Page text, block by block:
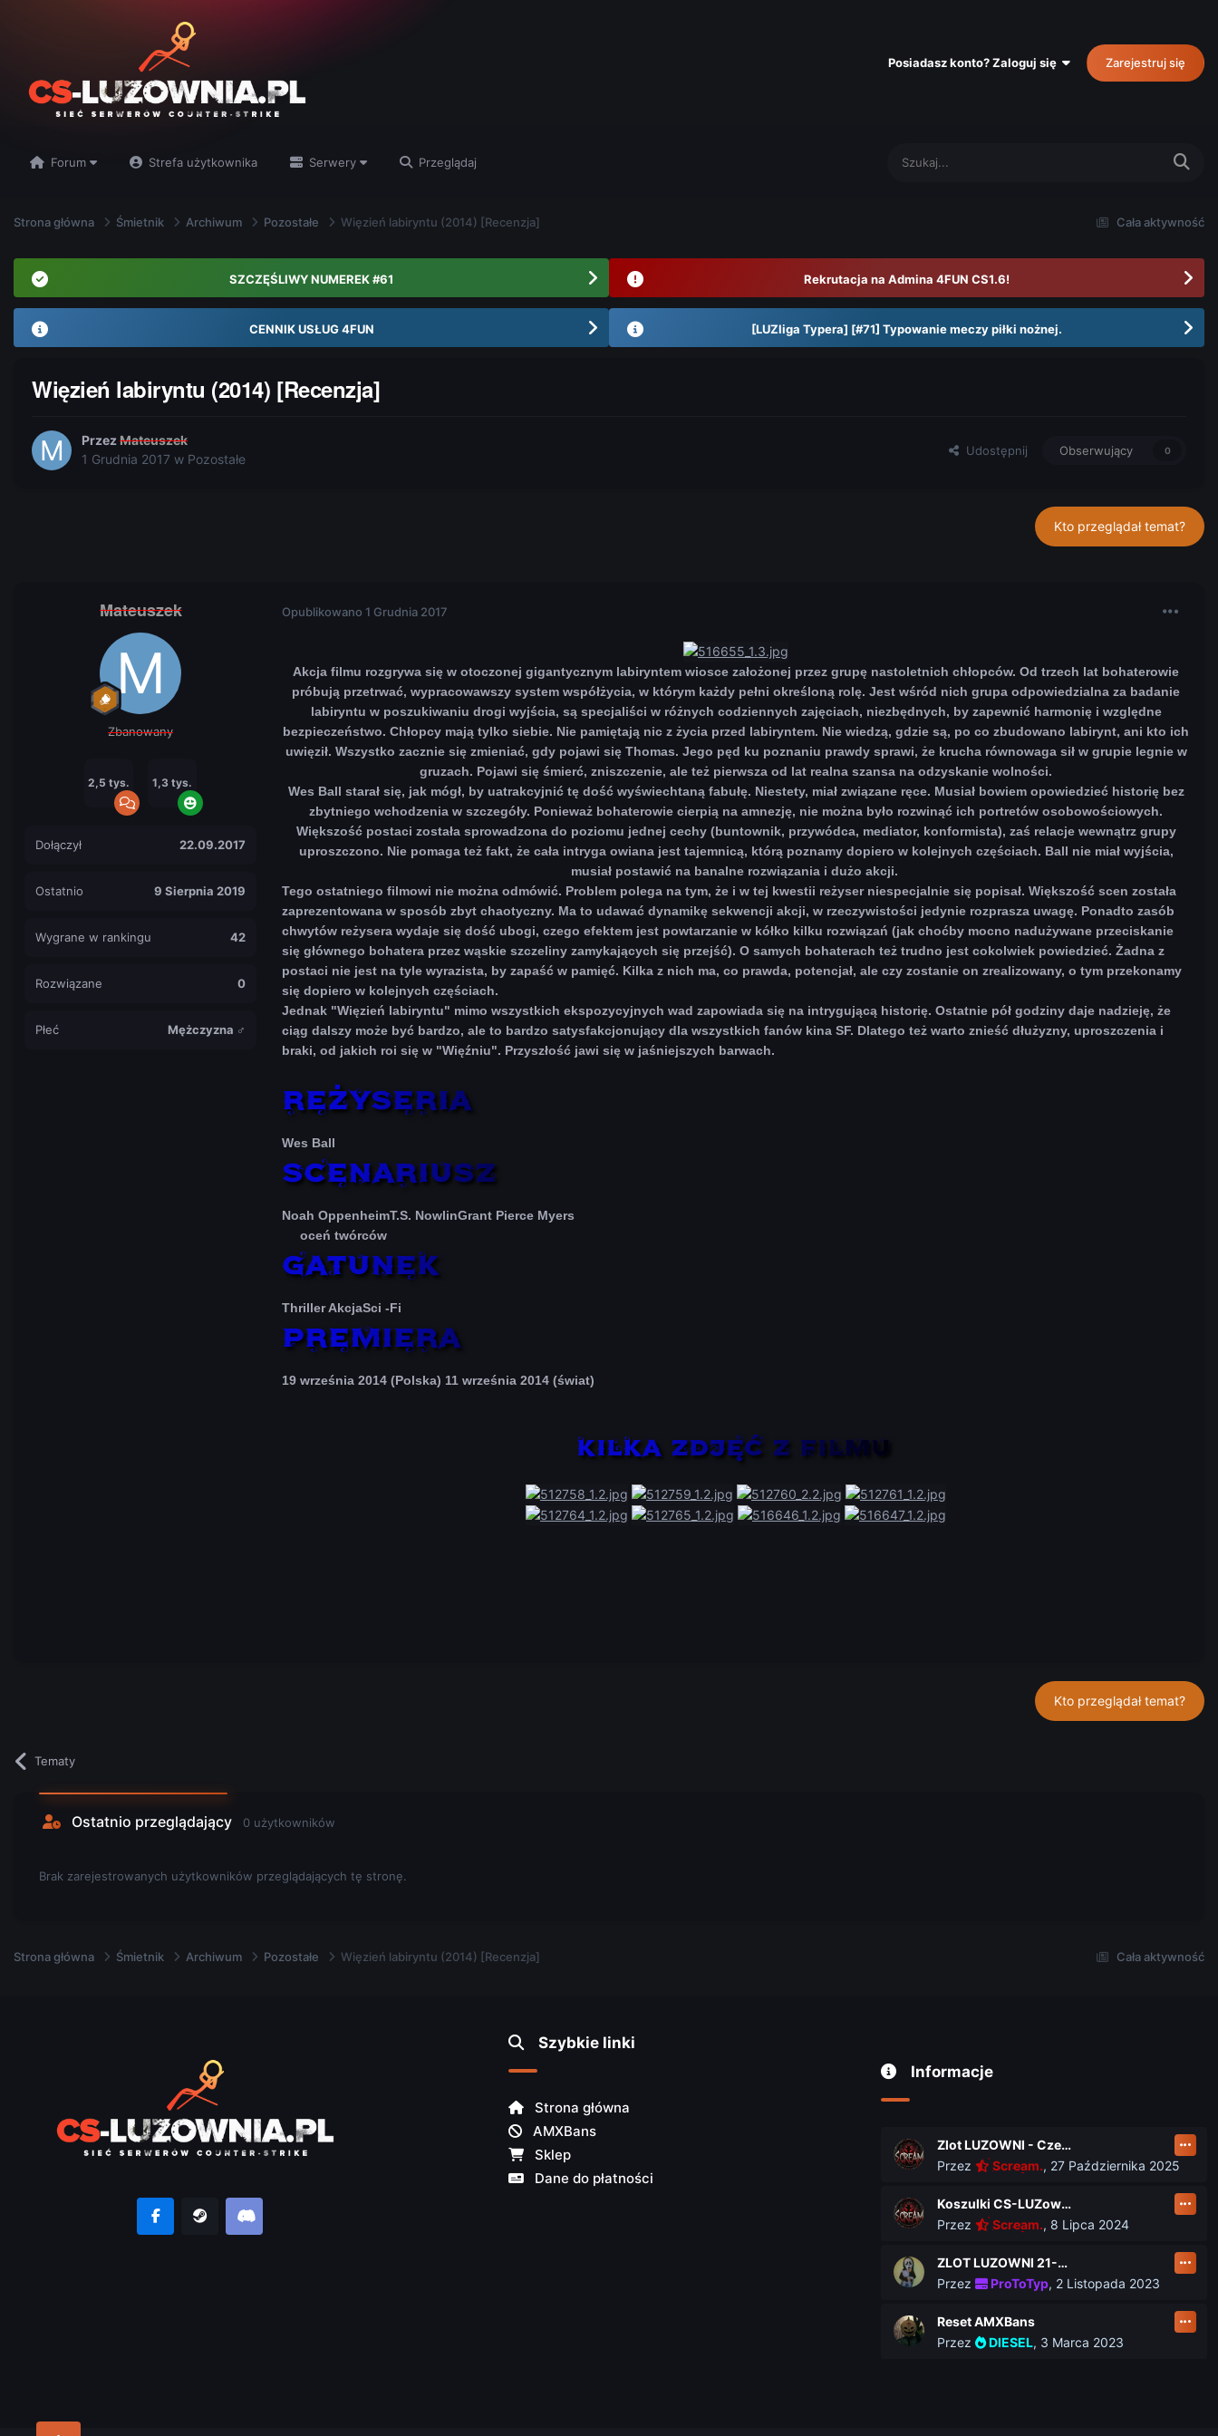
Posiadasz konto? Zaloguj się Zarejestruj się
Forum Strefa użytkownika Serwery Przeglądaj
Cała aktywność
Strona główna Śmietnik Archiwum Pozostałe Więzień labiryntu (2014) [Recenzja]
SZCZĘŚLIWY NUMEREK #61 Rekrutacja na Admina 4FUN CS1.6!
CENNIK USŁUG 4FUN [LUZliga Typera] [#71] Typowanie meczy piłki nożnej.
Więzień labiryntu (2014) [Recenzja]
Przez Mateuszek
1 Grudnia 2017 w Pozostałe
Udostępnij Obserwujący 0
Kto przeglądał temat?
Mateuszek
Zbanowany
2,5 tys. 1,3 tys.
Dołączył 22.09.2017
Ostatnio 9 Sierpnia 2019
Wygrane w rankingu 42
Rozwiązane 0
Płeć Mężczyzna ♂
Opublikowano 1 Grudnia 2017
Akcja filmu rozgrywa się w otoczonej gigantycznym labiryntem wiosce założonej przez grupę nastoletnich chłopców. Od trzech lat bohaterowie
próbują przetrwać, wypracowawszy system współżycia, w którym każdy pełni określoną rolę. Jest wśród nich grupa odpowiedzialna za badanie
labiryntu w poszukiwaniu drogi wyjścia, są specjaliści w różnych codziennych zajęciach, niezbędnych, by zapewnić harmonię i względne
bezpieczeństwo. Chłopcy mają tylko siebie. Nie pamiętają nic z życia przed labiryntem. Nie wiedzą, gdzie są, po co zbudowano labirynt, ani kto ich
uwięził. Wszystko zacznie się zmieniać, gdy pojawi się Thomas. Jego pęd ku poznaniu prawdy sprawi, że krucha równowaga sił w grupie legnie w
gruzach. Pojawi się śmierć, zniszczenie, ale też pierwsza od lat realna szansa na odzyskanie wolności.
Wes Ball starał się, jak mógł, by uatrakcyjnić tę dość wyświechtaną fabułę. Niestety, miał związane ręce. Musiał bowiem opowiedzieć historię bez
zbytniego wchodzenia w szczegóły. Ponieważ bohaterowie cierpią na amnezję, nie można było rozwinąć ich portretów osobowościowych.
Większość postaci została sprowadzona do poziomu jednej cechy (buntownik, przywódca, mediator, konformista), zaś relacje wewnątrz grupy
uproszczono. Nie pomaga też fakt, że cała intryga owiana jest tajemnicą, którą poznamy dopiero w kolejnych częściach. Ball nie miał wyjścia,
musiał postawić na banalne rozwiązania i dużo akcji.
Tego ostatniego filmowi nie można odmówić. Problem polega na tym, że i w tej kwestii reżyser niespecjalnie się popisał. Większość scen została
zaprezentowana w sposób zbyt chaotyczny. Ma to udawać dynamikę sekwencji akcji, w rzeczywistości jedynie rozprasza uwagę. Ponadto zasób
chwytów reżysera wydaje się dość ubogi, czego efektem jest powtarzanie w kółko kilku rozwiązań (jak choćby mocno nadużywane przeciskanie
się głównego bohatera przez wąskie szczeliny zamykających się przejść). O samych bohaterach też trudno jest cokolwiek powiedzieć. Żadna z
postaci nie jest na tyle wyrazista, by zapaść w pamięć. Kilka z nich ma, co prawda, potencjał, ale czy zostanie on zrealizowany, o tym przekonamy
się dopiero w kolejnych częściach.
Jednak "Więzień labiryntu" mimo wszystkich ekspozycyjnych wad zapowiada się na intrygującą historię. Ostatnie pół godziny daje nadzieję, że
ciąg dalszy może być bardzo, ale to bardzo satysfakcjonujący dla wszystkich fanów kina SF. Dlatego też warto znieść dłużyzny, uproszczenia i
braki, od jakich roi się w "Więźniu". Przyszłość jawi się w jaśniejszych barwach.
Wes Ball
Noah OppenheimT.S. NowlinGrant Pierce Myers
oceń twórców
Thriller AkcjaSci -Fi
19 września 2014 (Polska) 11 września 2014 (świat)
Kto przeglądał temat?
Tematy
Ostatnio przeglądający 0 użytkowników
Brak zarejestrowanych użytkowników przeglądających tę stronę.
Cała aktywność
Strona główna Śmietnik Archiwum Pozostałe Więzień labiryntu (2014) [Recenzja]
Szybkie linki
Strona główna
AMXBans
Sklep
Dane do płatności
Informacje
Zlot LUZOWNI - Czerwiec 2026
Przez
Scream., 27 Października 2025
Koszulki CS-LUZownia.pl
Przez
Scream., 8 Lipca 2024
ZLOT LUZOWNI 21-23 czerwca
Przez
ProToTyp, 2 Listopada 2023
Reset AMXBans
Przez
DIESEL, 3 Marca 2023